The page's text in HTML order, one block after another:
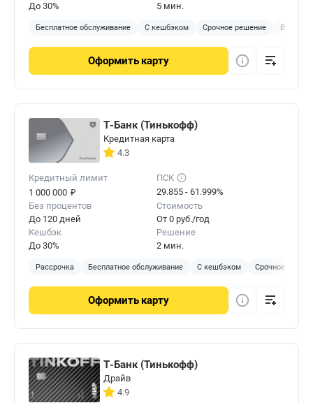
До 30%
5 мин.
Бесплатное обслуживание С кешбэком Срочное решение
Оформить карту
Т-Банк (Тинькофф)
Кредитная карта
4.3
Кредитный лимит
1 000 000 ₽
ПСК
29.855 - 61.999%
Без процентов
До 120 дней
Стоимость
От 0 руб./год
Кешбэк
До 30%
Решение
2 мин.
Рассрочка Бесплатное обслуживание С кешбэком Срочное
Оформить карту
Т-Банк (Тинькофф)
Драйв
4.9